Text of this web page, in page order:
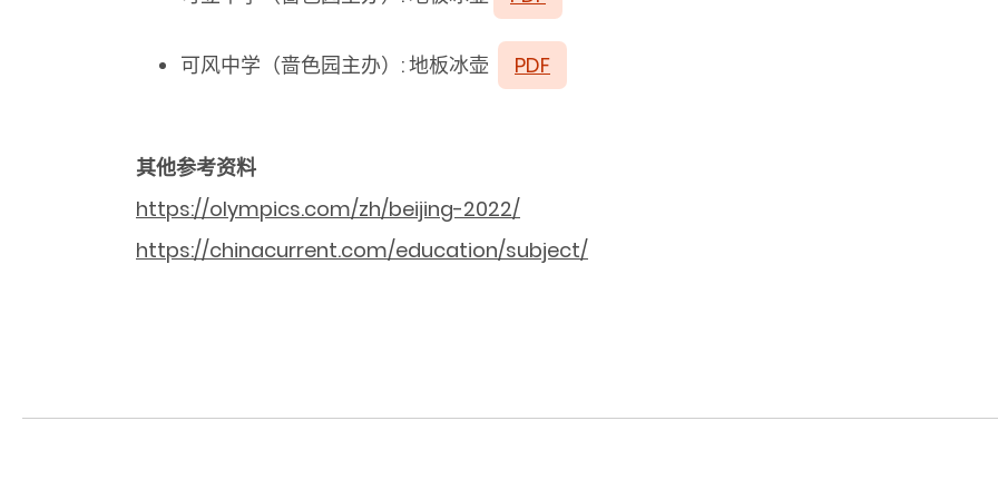
可风中学（啬色园主办）: 地板冰壶 PDF
其他参考资料
https://olympics.com/zh/beijing-2022/
https://chinacurrent.com/education/subject/